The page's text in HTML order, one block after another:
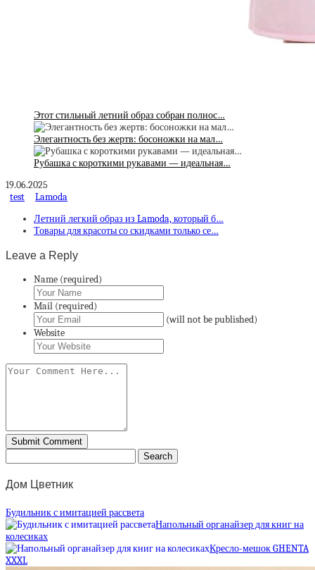
Этот стильный летний образ собран полнос…
Элегантность без жертв: босоножки на мал…
Рубашка с короткими рукавами — идеальная…
19.06.2025
test
Lamoda
Летний легкий образ из Lamoda, который б…
Товары для красоты со скидками только се…
Leave a Reply
Name (required)
Mail (required)
(will not be published)
Website
Дом Цветник
Будильник с имитацией рассвета
Напольный органайзер для книг на
колесиках
Кресло-мешок GHENTA
XXXL